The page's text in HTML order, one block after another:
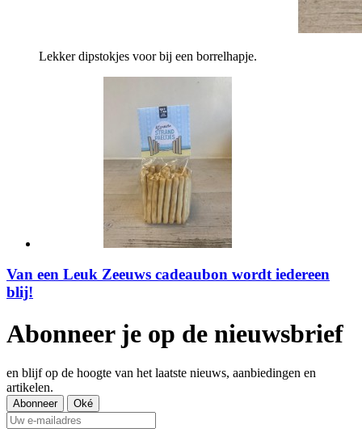
Lekker dipstokjes voor bij een borrelhapje.
Van een Leuk Zeeuws cadeaubon wordt iedereen
blij!
Abonneer je op de nieuwsbrief
en blijf op de hoogte van het laatste nieuws, aanbiedingen en
artikelen.